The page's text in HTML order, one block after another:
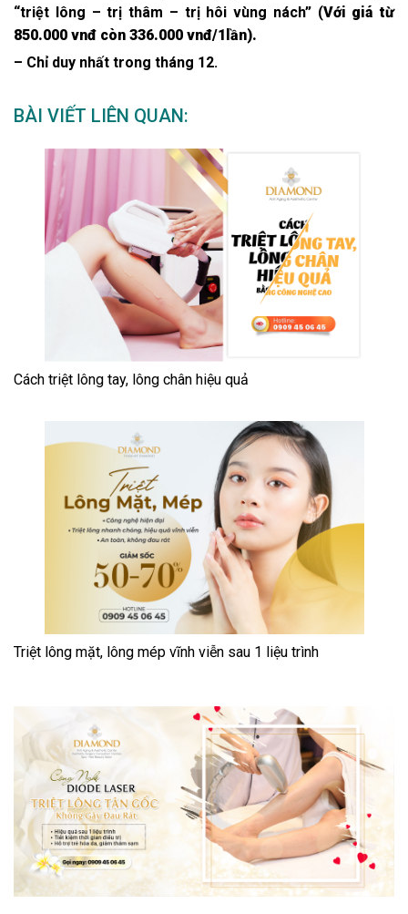
“triệt lông – trị thâm – trị hôi vùng nách” (Với giá từ
850.000 vnđ còn 336.000 vnđ/1lần).
– Chỉ duy nhất trong tháng 12.
BÀI VIẾT LIÊN QUAN:
Cách triệt lông tay, lông chân hiệu quả
Triệt lông mặt, lông mép vĩnh viễn sau 1 liệu trình